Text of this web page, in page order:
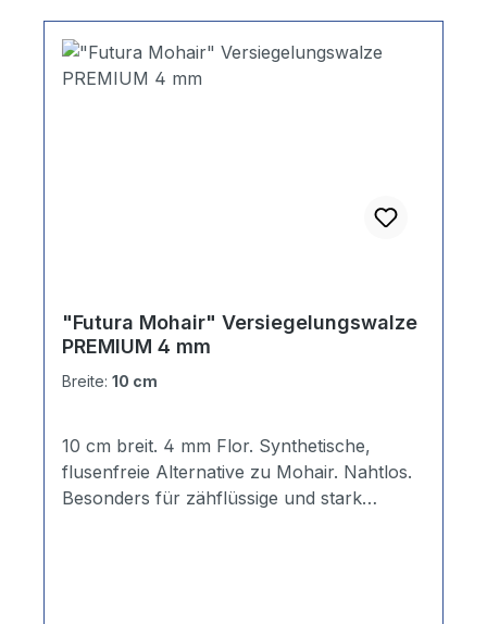
"Futura Mohair" Versiegelungswalze
PREMIUM 4 mm
Breite: 10 cm
10 cm breit. 4 mm Flor. Synthetische,
flusenfreie Alternative zu Mohair. Nahtlos.
Besonders für zähflüssige und stark